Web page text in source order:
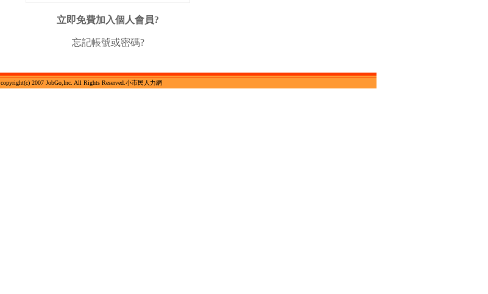
立即免費加入個人會員?
忘記帳號或密碼?
copyright(c) 2007 JobGo,Inc. All Rights Reserved.小市民人力網